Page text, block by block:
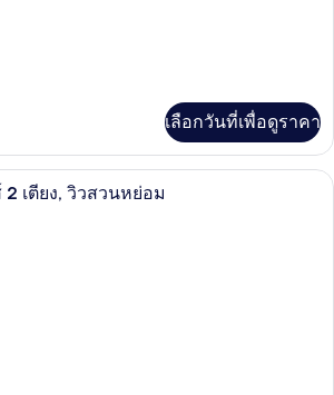
เลือกวันที่เพื่อดูราคา
ห้องพัก, เตียงควีนไซส์ 2 เตียง, วิวสว
เตียง, วิวสวนหย่อม